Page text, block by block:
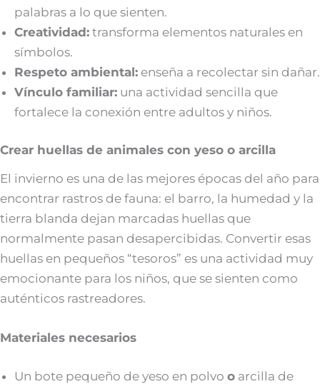
palabras a lo que sienten.
Creatividad: transforma elementos naturales en
símbolos.
Respeto ambiental: enseña a recolectar sin dañar.
Vínculo familiar: una actividad sencilla que
fortalece la conexión entre adultos y niños.
Crear huellas de animales con yeso o arcilla
El invierno es una de las mejores épocas del año para
encontrar rastros de fauna: el barro, la humedad y la
tierra blanda dejan marcadas huellas que
normalmente pasan desapercibidas. Convertir esas
huellas en pequeños “tesoros” es una actividad muy
emocionante para los niños, que se sienten como
auténticos rastreadores.
Materiales necesarios
Un bote pequeño de yeso en polvo o arcilla de